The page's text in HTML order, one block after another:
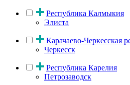
Республика Калмыкия
Элиста
Карачаево-Черкесская
Черкесск
Республика Карелия
Петрозаводск